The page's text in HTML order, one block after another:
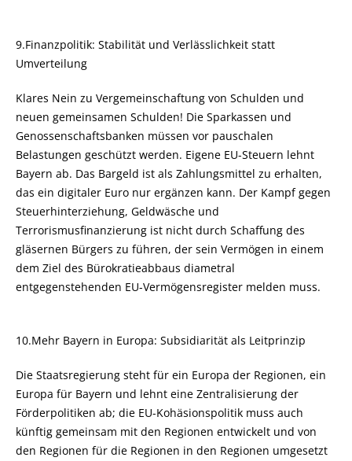
9.Finanzpolitik: Stabilität und Verlässlichkeit statt
Umverteilung
Klares Nein zu Vergemeinschaftung von Schulden und
neuen gemeinsamen Schulden! Die Sparkassen und
Genossenschaftsbanken müssen vor pauschalen
Belastungen geschützt werden. Eigene EU-Steuern lehnt
Bayern ab. Das Bargeld ist als Zahlungsmittel zu erhalten,
das ein digitaler Euro nur ergänzen kann. Der Kampf gegen
Steuerhinterziehung, Geldwäsche und
Terrorismusfinanzierung ist nicht durch Schaffung des
gläsernen Bürgers zu führen, der sein Vermögen in einem
dem Ziel des Bürokratieabbaus diametral
entgegenstehenden EU-Vermögensregister melden muss.
10.Mehr Bayern in Europa: Subsidiarität als Leitprinzip
Die Staatsregierung steht für ein Europa der Regionen, ein
Europa für Bayern und lehnt eine Zentralisierung der
Förderpolitiken ab; die EU-Kohäsionspolitik muss auch
künftig gemeinsam mit den Regionen entwickelt und von
den Regionen für die Regionen in den Regionen umgesetzt